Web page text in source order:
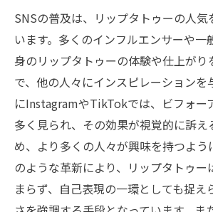
SNSの普及は、リップタトゥーの人気
います。多くのインフルエンサーや一
身のリップタトゥーの体験や仕上がり
で、他の人々にインスピレーションを
にInstagramやTikTokでは、ビフォー
多く見られ、その効果が視覚的に訴え
め、より多くの人々が興味を持つよう
のような革新により、リップタトゥー
まらず、自己表現の一環としても捉え